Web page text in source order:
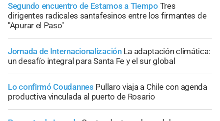
Segundo encuentro de Estamos a Tiempo Tres
dirigentes radicales santafesinos entre los firmantes de
"Apurar el Paso"
Jornada de Internacionalización La adaptación climática:
un desafío integral para Santa Fe y el sur global
Lo confirmó Coudannes Pullaro viaja a Chile con agenda
productiva vinculada al puerto de Rosario